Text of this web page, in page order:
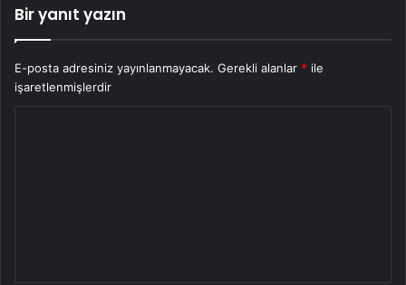
Bir yanıt yazın
E-posta adresiniz yayınlanmayacak. Gerekli alanlar * ile
işaretlenmişlerdir